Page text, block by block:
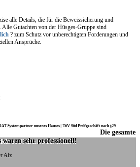
alle Details, die für die Beweissicherung und
Gutachten von der Hüsges-Gruppe sind
? zum Schutz vor unberechtigten Forderungen und
Ansprüche.
Systempartner unseres Hauses | TüV Süd Prüfgeschäft nach §29
KUNDENSTIMMEN:
Die gesamte
sehr professionell!
Alz